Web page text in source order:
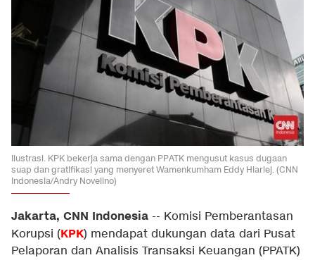
Ilustrasi. KPK bekerja sama dengan PPATK mengusut kasus dugaan
suap dan gratifikasi yang menyeret Wamenkumham Eddy Hiariej. (CNN
Indonesia/Andry Novelino)
Jakarta, CNN Indonesia -- Komisi Pemberantasan
Korupsi (KPK) mendapat dukungan data dari Pusat
Pelaporan dan Analisis Transaksi Keuangan (PPATK)